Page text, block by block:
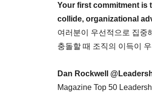
Your first commitment is
collide, organizational
여러분이 우선적으로 집중
충돌할 때 조직의 이득이
Dan Rockwell
Magazine Top 50